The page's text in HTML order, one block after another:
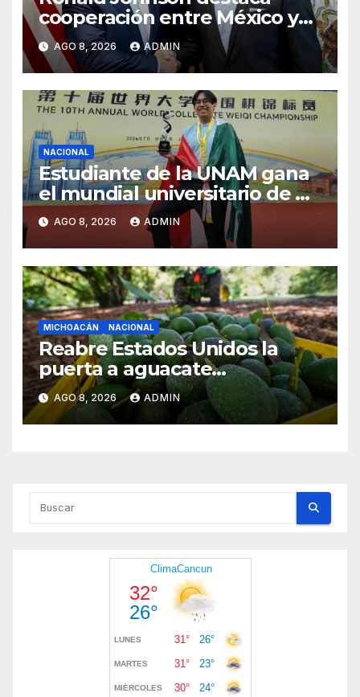
cooperación entre México y
EU para la seguridad en
región aguacatera de
Michoacán
AGO 8, 2026 ADMIN
NACIONAL
Estudiante de la UNAM gana
el mundial universitario de Go
en China
AGO 8, 2026 ADMIN
MICHOACÁN NACIONAL
Reabre Estados Unidos la
puerta a aguacate
michoacano de forma
“gradual”
AGO 8, 2026 ADMIN